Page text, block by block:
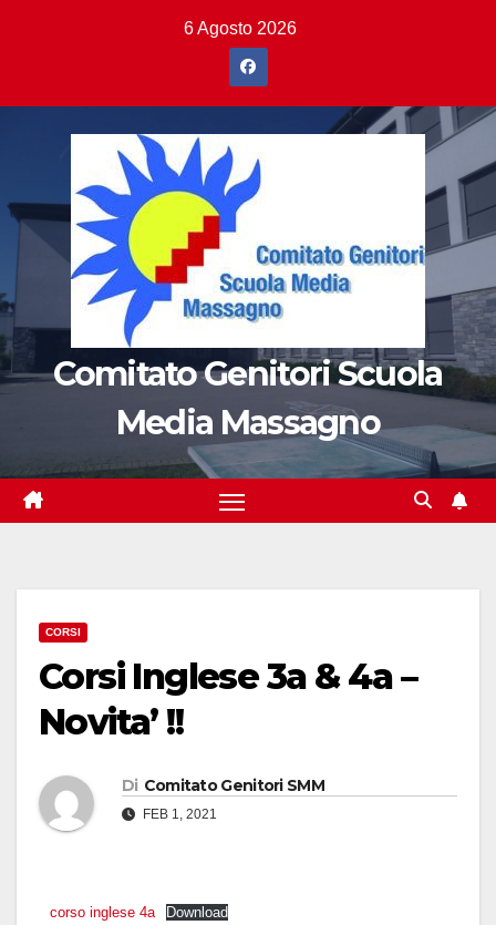
6 Agosto 2026
Comitato Genitori Scuola
Media Massagno
CORSI
Corsi Inglese 3a & 4a –
Novita’ !!
Di Comitato Genitori SMM
FEB 1, 2021
corso inglese 4a
Download